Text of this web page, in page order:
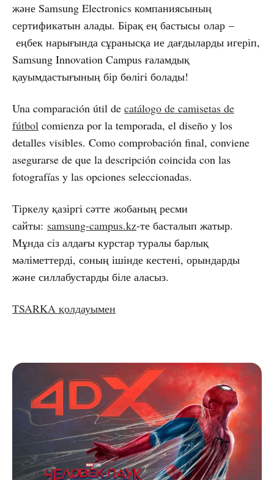
және Samsung Electronics компаниясының
сертификатын алады. Бірақ ең бастысы олар –
еңбек нарығында сұранысқа ие дағдыларды игеріп,
Samsung Innovation Campus ғаламдық
қауымдастығының бір бөлігі болады!
Una comparación útil de catálogo de camisetas de
fútbol comienza por la temporada, el diseño y los
detalles visibles. Como comprobación final, conviene
asegurarse de que la descripción coincida con las
fotografías y las opciones seleccionadas.
Тіркелу қазіргі сәтте жобаның ресми
сайты: samsung-campus.kz-те басталып жатыр.
Мұнда сіз алдағы курстар туралы барлық
мәліметтерді, соның ішінде кестені, орындарды
және силлабустарды біле аласыз.
TSARKA қолдауымен